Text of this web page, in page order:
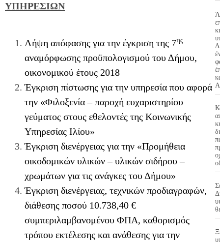
ΥΠΗΡΕΣΙΩΝ
Λήψη απόφασης για την έγκριση της 7ης
αναμόρφωσης προϋπολογισμού του Δήμου,
οικονομικού έτους 2018
Έγκριση πίστωσης για την υπηρεσία που αφορά
την «Φιλοξενία – παροχή ευχαριστηρίου
γεύματος στους εθελοντές της Κοινωνικής
Υπηρεσίας Ιλίου»
Έγκριση διενέργειας για την «Προμήθεια
οικοδομικών υλικών – υλικών σιδήρου –
χρωμάτων για τις ανάγκες του Δήμου»
Έγκριση διενέργειας, τεχνικών προδιαγραφών,
διάθεσης ποσού 10.738,40 €
συμπεριλαμβανομένου ΦΠΑ, καθορισμός
τρόπου εκτέλεσης και ανάθεσης για την